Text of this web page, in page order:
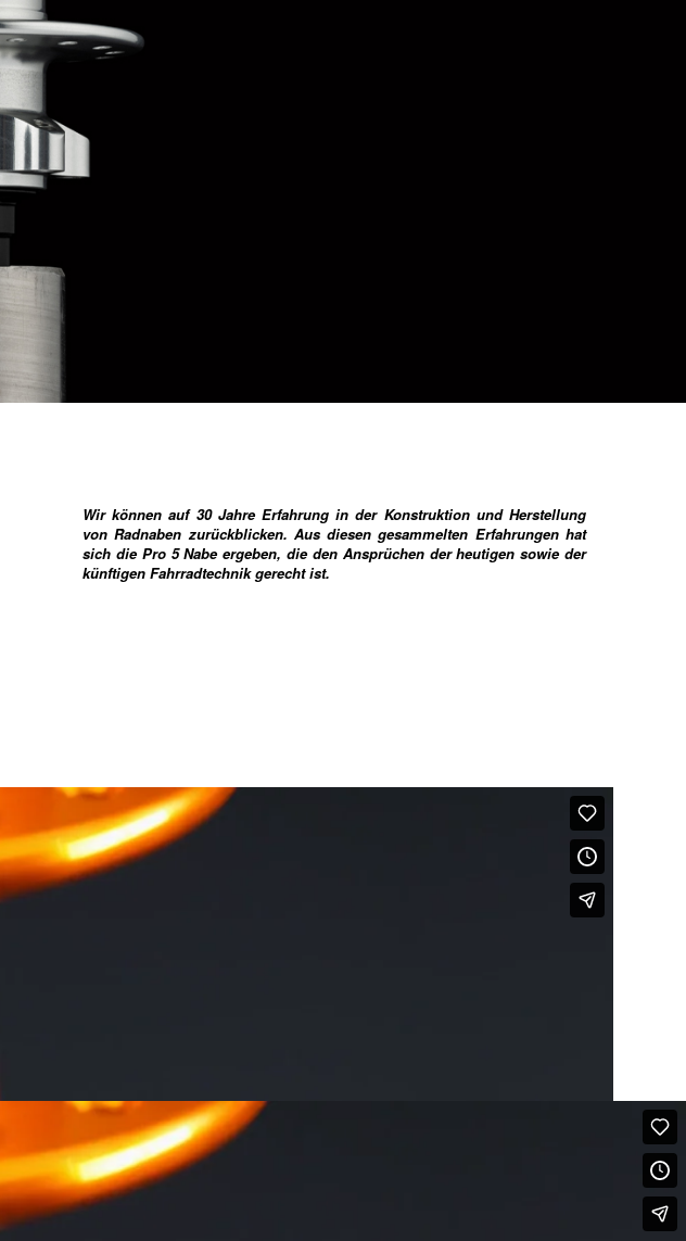
Wir können auf 30 Jahre Erfahrung in der Konstruktion und Herstellung
von Radnaben zurückblicken. Aus diesen gesammelten Erfahrungen hat
sich die Pro 5 Nabe ergeben, die den Ansprüchen der heutigen sowie der
künftigen Fahrradtechnik gerecht ist.